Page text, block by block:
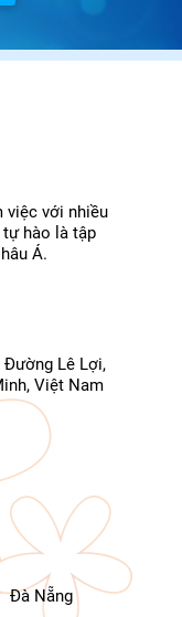
việc với nhiều
tự hào là tập
Á.
Đường Lê Lợi,
Việt Nam
Đà Nẵng